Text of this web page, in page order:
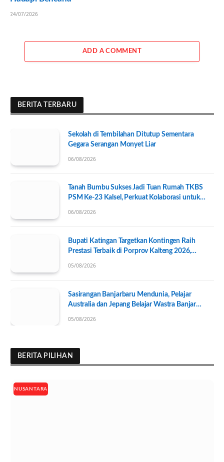
24/07/2026
ADD A COMMENT
BERITA TERBARU
Sekolah di Tembilahan Ditutup Sementara
Gegara Serangan Monyet Liar
06/08/2026
Tanah Bumbu Sukses Jadi Tuan Rumah TKBS
PSM Ke-23 Kalsel, Perkuat Kolaborasi untuk
06/08/2026
Bupati Katingan Targetkan Kontingen Raih
Prestasi Terbaik di Porprov Kalteng 2026,
05/08/2026
Sasirangan Banjarbaru Mendunia, Pelajar
Australia dan Jepang Belajar Wastra Banjar
05/08/2026
BERITA PILIHAN
NUSANTARA